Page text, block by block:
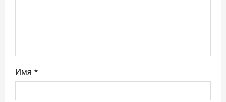
с
я
Имя *